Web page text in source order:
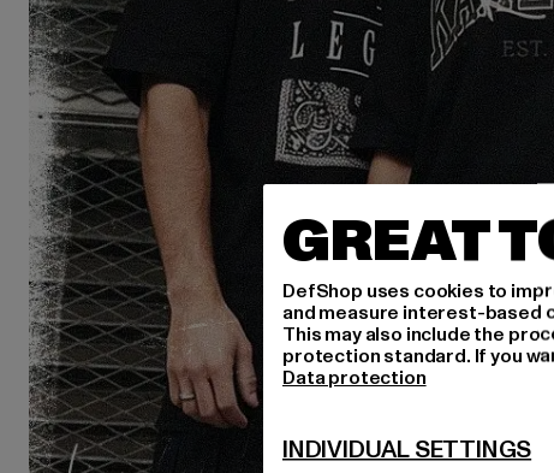
GREAT
DefShop uses cookies to
and measure interest-based
This may also include the
protection standard. If you
Data protection
INDIVIDUAL SETTINGS